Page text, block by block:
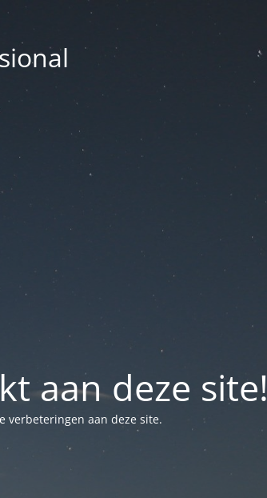
aan deze site!
verbeteringen aan deze site.